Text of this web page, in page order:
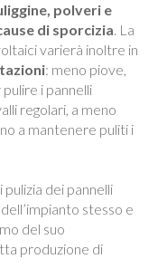
polveri e
di sporcizia. La
varierà inoltre in
: meno piove,
i pannelli
regolari, a meno
a mantenere puliti i
dei pannelli
stesso e
del suo
produzione di